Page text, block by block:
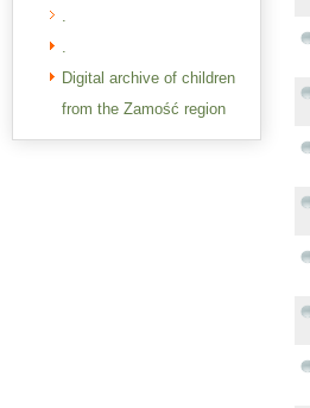
.
.
Digital archive of children
from the Zamość region